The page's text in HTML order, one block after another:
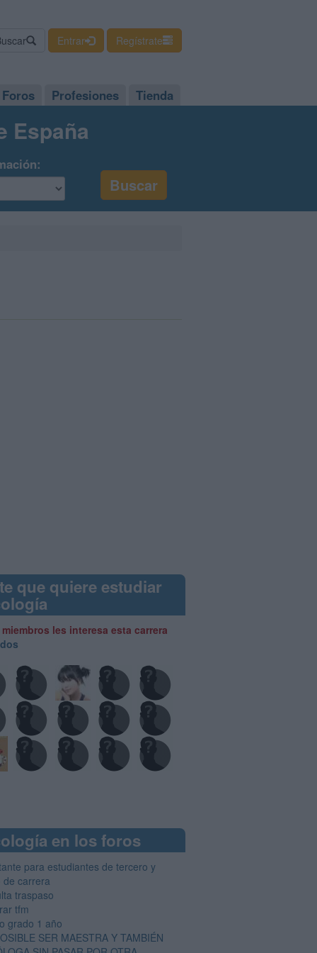
Entrar Regístrate
Foros Profesiones Tienda
España
que quiere estudiar
miembros les interesa esta carrera
en los foros
para estudiantes de tercero y
de carrera
traspaso
tfm
grado 1 año
SER MAESTRA Y TAMBIÉN